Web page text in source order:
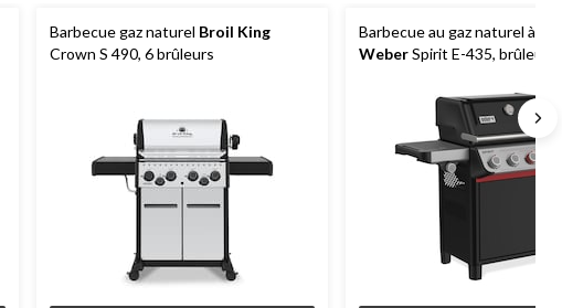
Barbecue gaz naturel Broil King
Crown S 490, 6 brûleurs
Barbecue au gaz naturel à 5
WeberSpirit E-435, brûleur